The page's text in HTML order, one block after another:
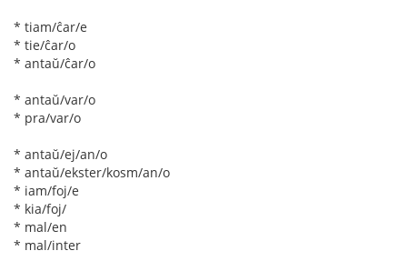
* tiam/ĉar/e
* tie/ĉar/o
* antaŭ/ĉar/o
* antaŭ/var/o
* pra/var/o
* antaŭ/ej/an/o
* antaŭ/ekster/kosm/an/o
* iam/foj/e
* kia/foj/
* mal/en
* mal/inter